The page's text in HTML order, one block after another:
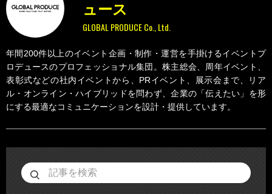
GLOBAL PRODUCE Co., Ltd.
ュース
年間200件以上のイベント企画・制作・運営を手掛けるイベントプ
ロデュースのプロフェッショナル集団。株主総会、周年イベント、
表彰式などの社内イベントから、PRイベント、展示会まで、リア
ル・オンライン・ハイブリッドを問わず、企業の「伝えたい」を形
にする最適なコミュニケーションを設計・提供しています。